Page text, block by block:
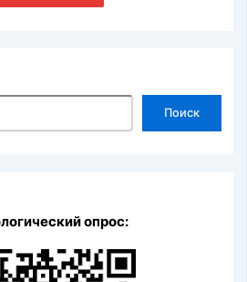
Поиск
опрос: